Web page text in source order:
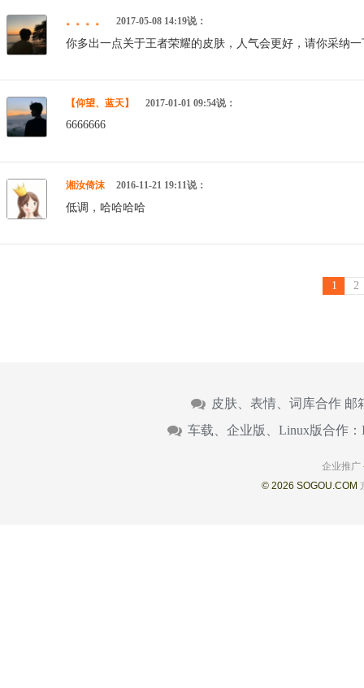
。。。。 2017-05-08 14:19说：
你多出一点关于王者荣耀的皮肤，人气会更好，请你采纳
【仰望、蓝天】 2017-01-01 09:54说：
6666666
湘汝倚沫 2016-11-21 19:11说：
低调，哈哈哈哈
1 2
皮肤、表情、词库合作 邮
车载、企业版、Linux版合作：
企业推广
© 2026 SOGOU.COM